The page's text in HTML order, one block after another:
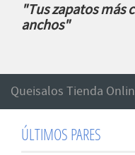
"Tus zapatos más
anchos"
Queisalos Tienda
ÚLTIMOS PARES